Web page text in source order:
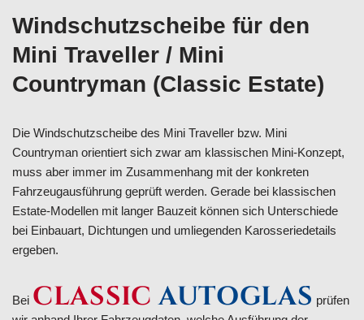
Windschutzscheibe für den
Mini Traveller / Mini
Countryman (Classic Estate)
Die Windschutzscheibe des Mini Traveller bzw. Mini
Countryman orientiert sich zwar am klassischen Mini-Konzept,
muss aber immer im Zusammenhang mit der konkreten
Fahrzeugausführung geprüft werden. Gerade bei klassischen
Estate-Modellen mit langer Bauzeit können sich Unterschiede
bei Einbauart, Dichtungen und umliegenden Karosseriedetails
ergeben.
Bei CLASSIC AUTOGLAS prüfen